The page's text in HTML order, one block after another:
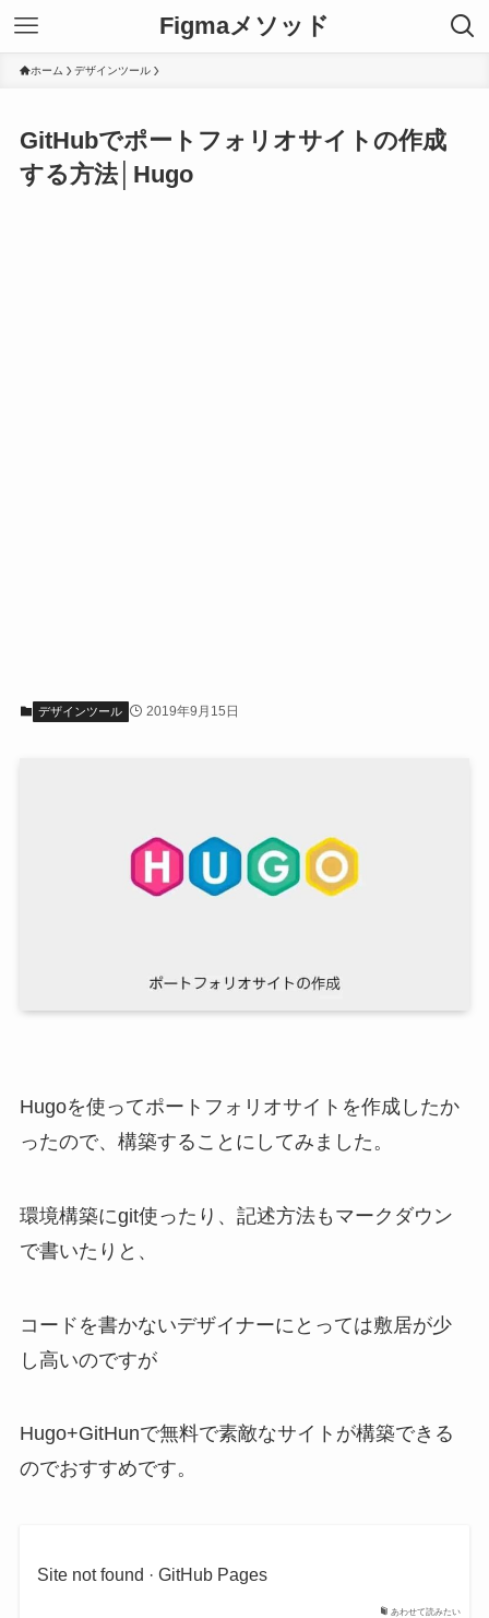
Figmaメソッド
ホーム デザインツール
GitHubでポートフォリオサイトの作成
する方法│Hugo
デザインツール 2019年9月15日
Hugoを使ってポートフォリオサイトを作成したか
ったので、構築することにしてみました。
環境構築にgit使ったり、記述方法もマークダウン
で書いたりと、
コードを書かないデザイナーにとっては敷居が少
し高いのですが
Hugo+GitHunで無料で素敵なサイトが構築できる
のでおすすめです。
あわせて読みたい
Site not found · GitHub Pages